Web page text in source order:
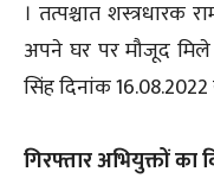
। तत्पश्चात
अपने घर पर मौजूद
सिंह दिनांक
गिरफ्तार अभियुक्तों का